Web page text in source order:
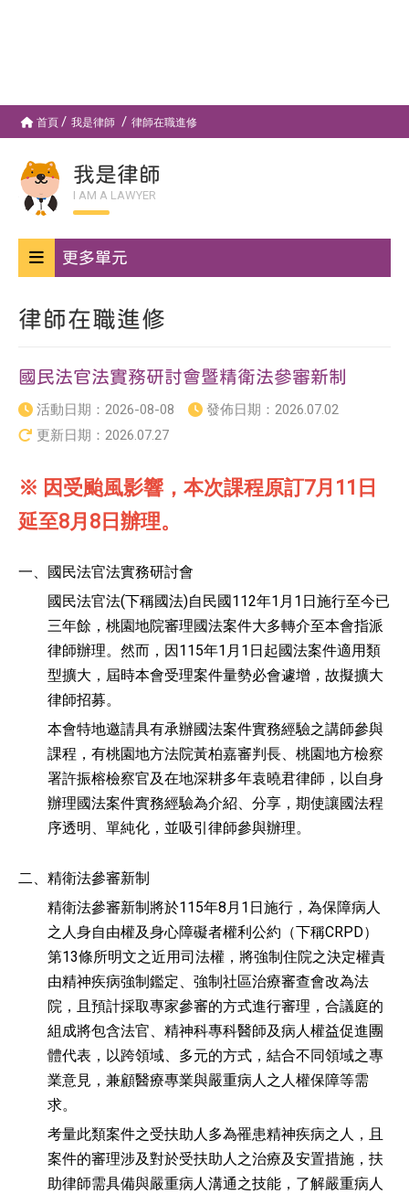
首頁 我是律師 律師在職進修
我是律師
I AM A LAWYER
更多單元
律師在職進修
國民法官法實務研討會暨精衛法參審新制
活動日期： 2026-08-08 發佈日期： 2026.07.02
更新日期： 2026.07.27
※ 因受颱風影響，本次課程原訂7月11日
延至8月8日辦理。
一、 國民法官法實務研討會
國民法官法(下稱國法)自民國112年1月1日施行至今已
三年餘，桃園地院審理國法案件大多轉介至本會指派
律師辦理。然而，因115年1月1日起國法案件適用類
型擴大，屆時本會受理案件量勢必會遽增，故擬擴大
律師招募。
本會特地邀請具有承辦國法案件實務經驗之講師參與
課程，有桃園地方法院黃柏嘉審判長、桃園地方檢察
署許振榕檢察官及在地深耕多年袁曉君律師，以自身
辦理國法案件實務經驗為介紹、分享，期使讓國法程
序透明、單純化，並吸引律師參與辦理。
二、 精衛法參審新制
精衛法參審新制將於115年8月1日施行，為保障病人
之人身自由權及身心障礙者權利公約（下稱CRPD）
第13條所明文之近用司法權，將強制住院之決定權責
由精神疾病強制鑑定、強制社區治療審查會改為法
院，且預計採取專家參審的方式進行審理，合議庭的
組成將包含法官、精神科專科醫師及病人權益促進團
體代表，以跨領域、多元的方式，結合不同領域之專
業意見，兼顧醫療專業與嚴重病人之人權保障等需
求。
考量此類案件之受扶助人多為罹患精神疾病之人，且
案件的審理涉及對於受扶助人之治療及安置措施，扶
助律師需具備與嚴重病人溝通之技能，了解嚴重病人